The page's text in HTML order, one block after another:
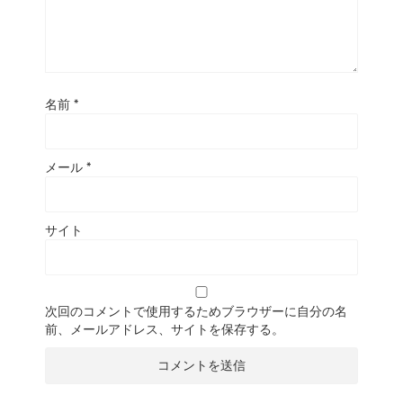
名前 *
メール *
サイト
次回のコメントで使用するためブラウザーに自分の名
前、メールアドレス、サイトを保存する。